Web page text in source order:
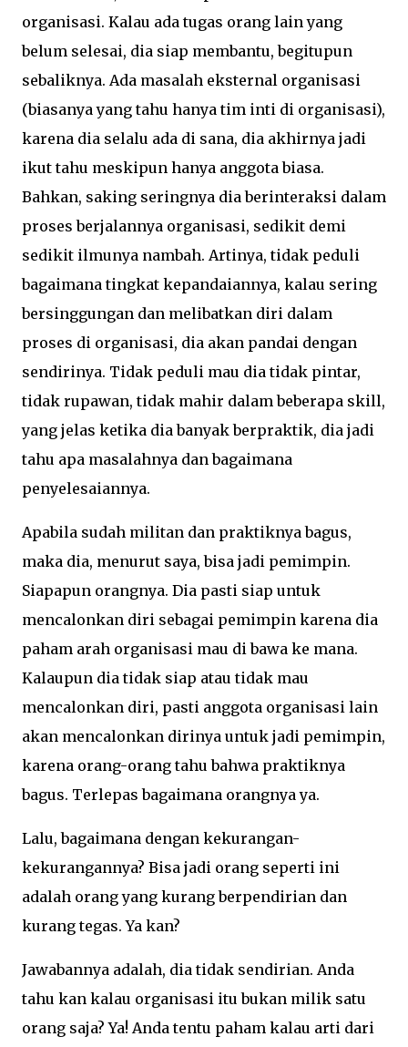
organisasi. Kalau ada tugas orang lain yang
belum selesai, dia siap membantu, begitupun
sebaliknya. Ada masalah eksternal organisasi
(biasanya yang tahu hanya tim inti di organisasi),
karena dia selalu ada di sana, dia akhirnya jadi
ikut tahu meskipun hanya anggota biasa.
Bahkan, saking seringnya dia berinteraksi dalam
proses berjalannya organisasi, sedikit demi
sedikit ilmunya nambah. Artinya, tidak peduli
bagaimana tingkat kepandaiannya, kalau sering
bersinggungan dan melibatkan diri dalam
proses di organisasi, dia akan pandai dengan
sendirinya. Tidak peduli mau dia tidak pintar,
tidak rupawan, tidak mahir dalam beberapa skill,
yang jelas ketika dia banyak berpraktik, dia jadi
tahu apa masalahnya dan bagaimana
penyelesaiannya.
Apabila sudah militan dan praktiknya bagus,
maka dia, menurut saya, bisa jadi pemimpin.
Siapapun orangnya. Dia pasti siap untuk
mencalonkan diri sebagai pemimpin karena dia
paham arah organisasi mau di bawa ke mana.
Kalaupun dia tidak siap atau tidak mau
mencalonkan diri, pasti anggota organisasi lain
akan mencalonkan dirinya untuk jadi pemimpin,
karena orang-orang tahu bahwa praktiknya
bagus. Terlepas bagaimana orangnya ya.
Lalu, bagaimana dengan kekurangan-
kekurangannya? Bisa jadi orang seperti ini
adalah orang yang kurang berpendirian dan
kurang tegas. Ya kan?
Jawabannya adalah, dia tidak sendirian. Anda
tahu kan kalau organisasi itu bukan milik satu
orang saja? Ya! Anda tentu paham kalau arti dari